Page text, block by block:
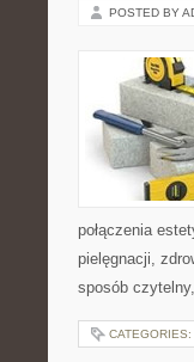
POSTED BY
połączenia
pielęgnacji,
sposób
CATEGORIES: